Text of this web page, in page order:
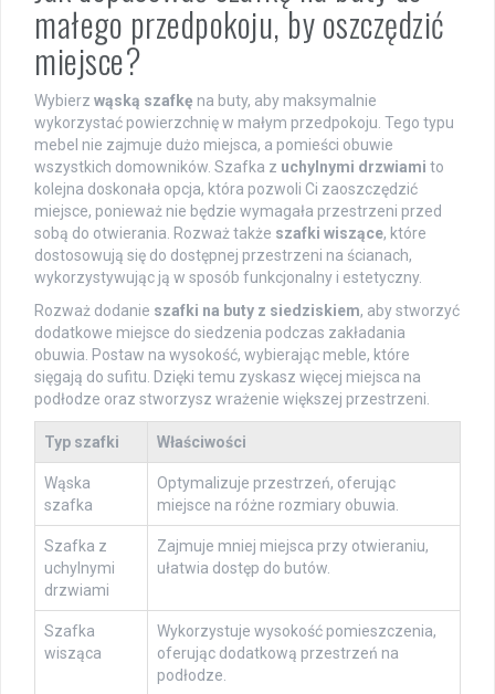
małego przedpokoju, by oszczędzić
miejsce?
Wybierz wąską szafkę na buty, aby maksymalnie
wykorzystać powierzchnię w małym przedpokoju. Tego typu
mebel nie zajmuje dużo miejsca, a pomieści obuwie
wszystkich domowników. Szafka z uchylnymi drzwiami to
kolejna doskonała opcja, która pozwoli Ci zaoszczędzić
miejsce, ponieważ nie będzie wymagała przestrzeni przed
sobą do otwierania. Rozważ także szafki wiszące, które
dostosowują się do dostępnej przestrzeni na ścianach,
wykorzystywując ją w sposób funkcjonalny i estetyczny.
Rozważ dodanie szafki na buty z siedziskiem, aby stworzyć
dodatkowe miejsce do siedzenia podczas zakładania
obuwia. Postaw na wysokość, wybierając meble, które
sięgają do sufitu. Dzięki temu zyskasz więcej miejsca na
podłodze oraz stworzysz wrażenie większej przestrzeni.
Typ szafki Właściwości
Wąska
szafka
Optymalizuje przestrzeń, oferując
miejsce na różne rozmiary obuwia.
Szafka z
uchylnymi
drzwiami
Zajmuje mniej miejsca przy otwieraniu,
ułatwia dostęp do butów.
Szafka
wisząca
Wykorzystuje wysokość pomieszczenia,
oferując dodatkową przestrzeń na
podłodze.